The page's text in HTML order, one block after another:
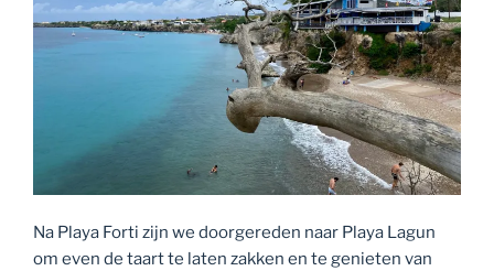
Na Playa Forti zijn we doorgereden naar Playa Lagun
om even de taart te laten zakken en te genieten van